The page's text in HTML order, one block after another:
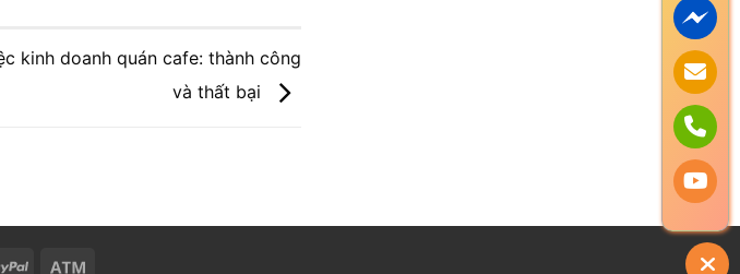
kinh doanh quán cafe: thành công
và thất bại